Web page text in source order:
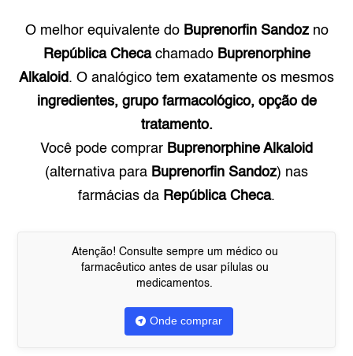
O melhor equivalente do Buprenorfin Sandozno
República Checachamado Buprenorphine
Alkaloid. O analógico tem exatamente os mesmos
ingredientes, grupo farmacológico, opção de
tratamento.
Você pode comprar Buprenorphine Alkaloid
(alternativa para Buprenorfin Sandoz) nas
farmácias da República Checa.
Atenção! Consulte sempre um médico ou
farmacêutico antes de usar pílulas ou
medicamentos.
Onde comprar